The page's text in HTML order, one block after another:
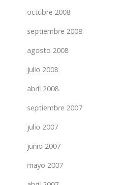
octubre 2008
septiembre 2008
agosto 2008
julio 2008
abril 2008
septiembre 2007
julio 2007
junio 2007
mayo 2007